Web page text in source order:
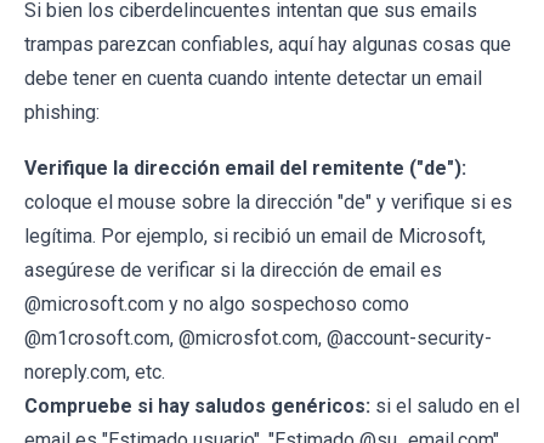
Si bien los ciberdelincuentes intentan que sus emails
trampas parezcan confiables, aquí hay algunas cosas que
debe tener en cuenta cuando intente detectar un email
phishing:
Verifique la dirección email del remitente ("de"):
coloque el mouse sobre la dirección "de" y verifique si es
legítima. Por ejemplo, si recibió un email de Microsoft,
asegúrese de verificar si la dirección de email es
@microsoft.com y no algo sospechoso como
@m1crosoft.com, @microsfot.com, @account-security-
noreply.com, etc.
Compruebe si hay saludos genéricos: si el saludo en el